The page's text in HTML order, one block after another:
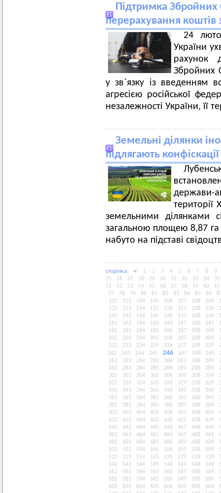
Підтримка
перерахування коштів
24
України
рахунок
Збройних
у зв`язку із введенням
агресією російської
незалежності України, її
Земельні ділянки
підлягають
держави-
території
земельними ділянками
загальною площею 8,87 га
набуто на підставі
сторiнка: ◄ 1 2 3 4 5 6 7 8
9
25
26 27 28 29 30 31 32 33 34
35
51
52 53 54 55 56 57 58 59 60
61
77
78 79 80 81 82 83 84 85 86
102
103 104 105 106 107 108 109
122
123 124 125 126 127 128 129
142
143 144 145 146 147 148 149
162
163 164 165 166 167 168 169
182
183 184 185 186 187 188 189
202
203 204 205 206 207 208 209
222
223 224 225 226 227 228 229
242
243 244 245 246 247 248 249
262
263 264 265 266 267 268 269
282
283 284 285 286 287 288 289
302
303 304 305 306 307 308 309
322
323 324 325 326 327 328 329
342
343 344 345 346 347 348 349
362
363 364 365 366 367 368 369
382
383 384 385 386 387 388 389
402
403 404 405 406 407 408 409
422
423 424 425 426 427 428 429
442
443 444 445 446 447 448 449
462
463 464 465 466 467 468 469
482
483 484 485 486 487 488 489
502
503 504 505 506 507 508 509
522
523 524 525 526 527 528 529
542
543 544 545 546 547 548 549
562
563 564 565 566 567 568 569
582
583 584 585 586 587 588 589
602
603 604 605 606 607 608 609